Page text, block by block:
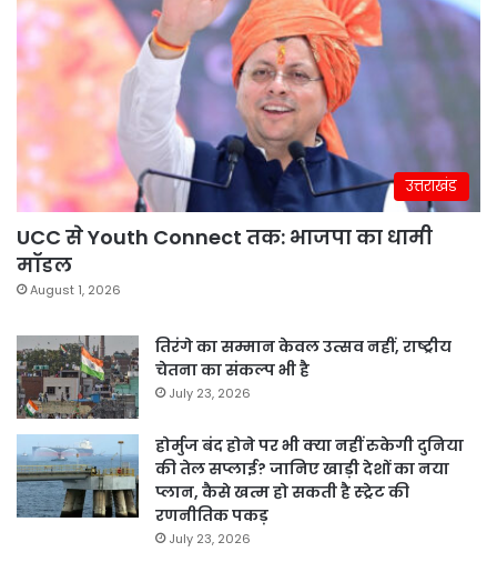
उत्तराखंड
UCC से Youth Connect तक: भाजपा का धामी
मॉडल
August 1, 2026
तिरंगे का सम्मान केवल उत्सव नहीं, राष्ट्रीय
चेतना का संकल्प भी है
July 23, 2026
होर्मुज बंद होने पर भी क्या नहीं रुकेगी दुनिया
की तेल सप्लाई? जानिए खाड़ी देशों का नया
प्लान, कैसे खत्म हो सकती है स्ट्रेट की
रणनीतिक पकड़
July 23, 2026